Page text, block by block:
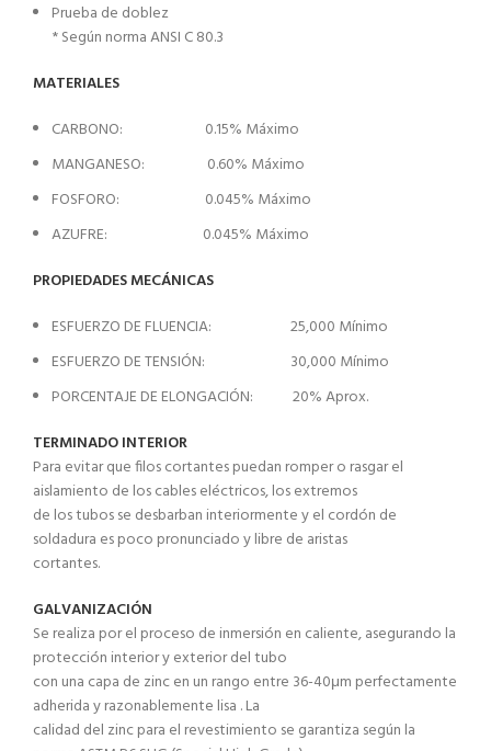
Prueba de doblez
* Según norma ANSI C 80.3
MATERIALES
CARBONO: 0.15% Máximo
MANGANESO: 0.60% Máximo
FOSFORO: 0.045% Máximo
AZUFRE: 0.045% Máximo
PROPIEDADES MECÁNICAS
ESFUERZO DE FLUENCIA: 25,000 Mínimo
ESFUERZO DE TENSIÓN: 30,000 Mínimo
PORCENTAJE DE ELONGACIÓN: 20% Aprox.
TERMINADO INTERIOR
Para evitar que filos cortantes puedan romper o rasgar el
aislamiento de los cables eléctricos, los extremos
de los tubos se desbarban interiormente y el cordón de
soldadura es poco pronunciado y libre de aristas
cortantes.
GALVANIZACIÓN
Se realiza por el proceso de inmersión en caliente, asegurando la
protección interior y exterior del tubo
con una capa de zinc en un rango entre 36-40μm perfectamente
adherida y razonablemente lisa . La
calidad del zinc para el revestimiento se garantiza según la